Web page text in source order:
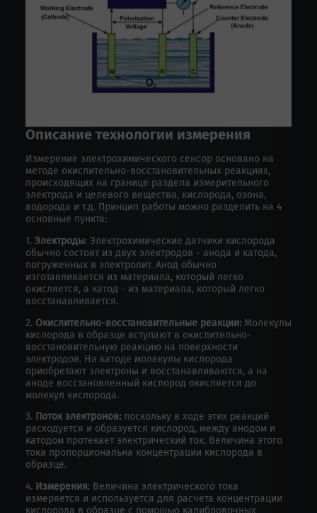
Описание технологии измерения
Измерение электрохимического сенсор основано на
методе окислительно-восстановительных реакциях,
происходящих на границе раздела измерительного
электрода и целевого вещества, кислорода, озона,
водорода и т.д. Принцип работы можно разделить на 4
основные пункта:
1. Электроды: Электрохимические датчики кислорода
обычно состоят из двух электродов - анода и катода,
погруженных в электролит. Анод обычно
изготавливается из материала, который легко
окисляется, а катод - из материала, который легко
восстанавливается.
2. Окислительно-восстановительные реакции:Молекулы
кислорода в образце вступают в окислительно-
восстановительную реакцию на поверхности
электродов. На катоде молекулы кислорода
приобретают электроны и восстанавливаются, а на
аноде восстановленный кислород окисляется до
молекул кислорода.
3. Поток электронов: поскольку в ходе этих реакций
расходуется и образуется кислород, между анодом и
катодом протекает электрический ток. Величина этого
тока пропорциональна концентрации кислорода в
образце.
4. Измерения: Величина электрического тока
измеряется и используется для расчета концентрации